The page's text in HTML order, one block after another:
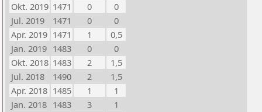
Okt. 2019 1471 0
0
Jul. 2019
1471 0
0
Apr. 2019 1471 1
0,5
Jan. 2019 1483 0
0
Okt. 2018 1483 2
1,5
Jul. 2018
1490 2
1,5
Apr. 2018 1485 1
1
Jan. 2018 1483 3
1